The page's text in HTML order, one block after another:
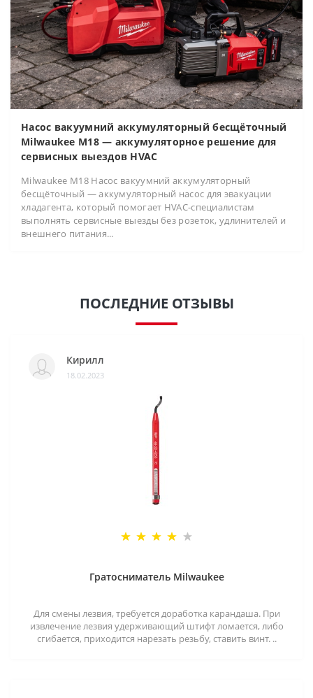
Насос вакуумний аккумуляторный бесщёточный
Milwaukee M18 — аккумуляторное решение для
сервисных выездов HVAC
Milwaukee M18 Насос вакуумний аккумуляторный
бесщёточный — аккумуляторный насос для эвакуации
хладагента, который помогает HVAC-специалистам
выполнять сервисные выезды без розеток, удлинителей и
внешнего питания...
ПОСЛЕДНИЕ ОТЗЫВЫ
Кирилл
18.02.2023
Гратосниматель Milwaukee
Для смены лезвия, требуется доработка карандаша. При
извлечение лезвия удерживающий штифт ломается, либо
сгибается, приходится нарезать резьбу, ставить винт. ..